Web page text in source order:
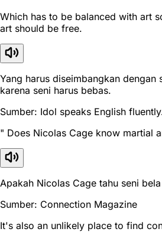
Which has to be balanced with art
art should be free.
Yang harus diseimbangkan dengan
karena seni harus bebas.
Sumber: Idol speaks English
" Does Nicolas Cage know martial
Apakah Nicolas Cage tahu seni
Sumber: Connection Magazine
It's also an unlikely place to find